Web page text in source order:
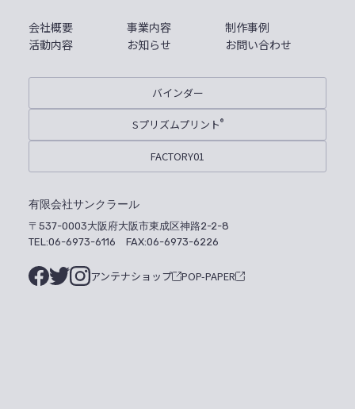
会社概要 事業内容
制作事例
活動内容
お知らせ お問い合わせ
バインダー
Sプリズムプリント®
FACTORY01
有限会社サンクラール
〒537-0003大阪府大阪市東成区神路2-2-8
TEL:06-6973-6116 FAX:06-6973-6226
アンテナショップ POP-PAPER